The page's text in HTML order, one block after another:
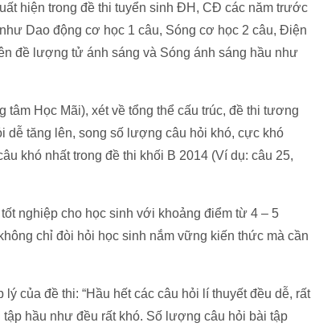
hiện trong đề thi tuyển sinh ĐH, CĐ các năm trước
Dao động cơ học 1 câu, Sóng cơ học 2 câu, Điện
đề lượng tử ánh sáng và Sóng ánh sáng hầu như
tâm Học Mãi), xét về tổng thể cấu trúc, đề thi tương
dễ tăng lên, song số lượng câu hỏi khó, cực khó
khó nhất trong đề thi khối B 2014 (Ví dụ: câu 25,
nghiệp cho học sinh với khoảng điểm từ 4 – 5
chỉ đòi hỏi học sinh nắm vững kiến thức mà cần
của đề thi: “Hầu hết các câu hỏi lí thuyết đều dễ, rất
hầu như đều rất khó. Số lượng câu hỏi bài tập